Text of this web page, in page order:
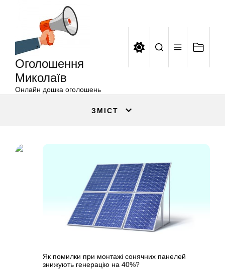
Оголошення
Миколаїв
Онлайн дошка оголошень
ЗМІСТ
Як помилки при монтажі сонячних панелей
знижують генерацію на 40%?